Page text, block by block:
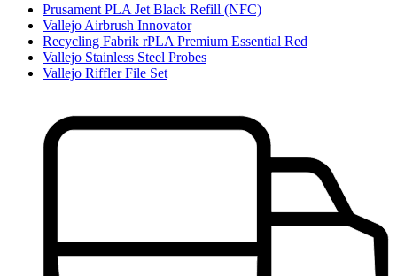
Prusament PLA Jet Black Refill (NFC)
Vallejo Airbrush Innovator
Recycling Fabrik rPLA Premium Essential Red
Vallejo Stainless Steel Probes
Vallejo Riffler File Set